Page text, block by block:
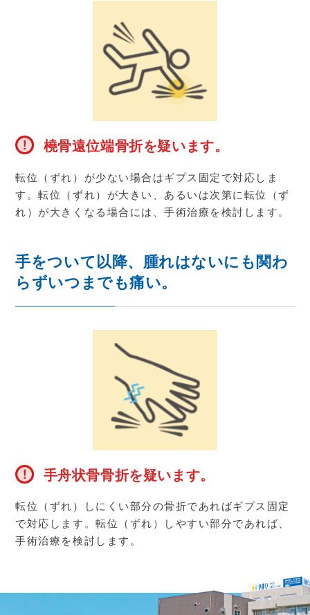
橈骨遠位端骨折を疑います。
転位（ずれ）が少ない場合はギプス固定で対応しま
す。転位（ずれ）が大きい、あるいは次第に転位（ず
れ）が大きくなる場合には、手術治療を検討します。
手をついて以降、腫れはないにも関わ
らずいつまでも痛い。
手舟状骨骨折を疑います。
転位（ずれ）しにくい部分の骨折であればギプス固定
で対応します。転位（ずれ）しやすい部分であれば、
手術治療を検討します。